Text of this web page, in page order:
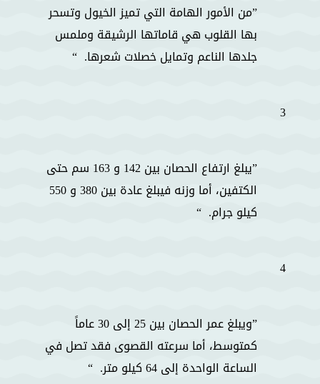
من الأمور الهامة التي تميز الخيول وتسحر
بها القلوب هي قاماتها الرشيقة وملمس
جلدها الناعم وتمايل خصلات شعرها.
3
يبلغ ارتفاع الحصان بين 142 و 163 سم حتى
الكتفين، أما وزنه فيبلغ عادة بين 380 و 550
كيلو جرام.
4
ويبلغ عمر الحصان بين 25 إلى 30 عاماً
كمتوسط، أما سرعته القصوى فقد تصل في
الساعة الواحدة إلى 64 كيلو متر.